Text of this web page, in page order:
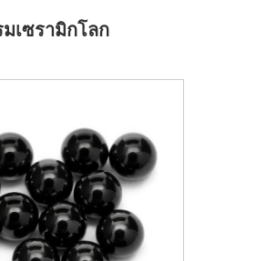
เซรามิกโลก